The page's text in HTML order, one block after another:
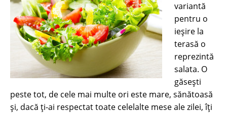
variantă
pentru o
ieșire la
terasă o
reprezintă
salata. O
găsești
peste tot, de cele mai multe ori este mare, sănătoasă
și, dacă ți-ai respectat toate celelalte mese ale zilei, îți